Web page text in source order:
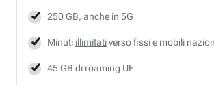
250 GB, anche in 5G
Minuti illimitativerso fissi e mobili
45 GB di roaming UE